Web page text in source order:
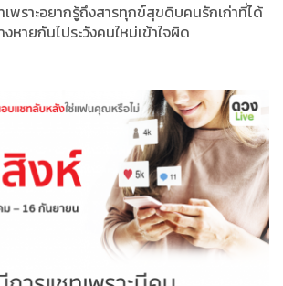
พราะอยากรู้ถึงสารทุกข์สุขดิบคนรักเก่าที่ได้
งหายกันไประวังคนใหม่เข้าใจผิด